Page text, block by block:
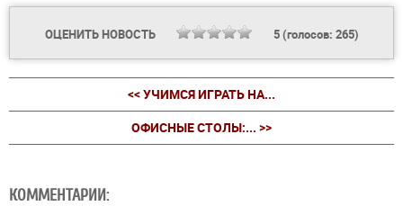
ОЦЕНИТЬ НОВОСТЬ 5(голосов: 265)
<< УЧИМСЯ ИГРАТЬ НА...
ОФИСНЫЕ СТОЛЫ:... >>
КОММЕНТАРИИ: